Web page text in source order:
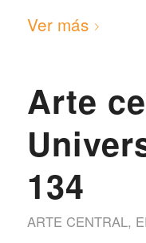
Ver más
Arte
134
ARTE CENTRAL,